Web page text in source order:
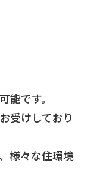
能です。
受けしており
様々な住環境